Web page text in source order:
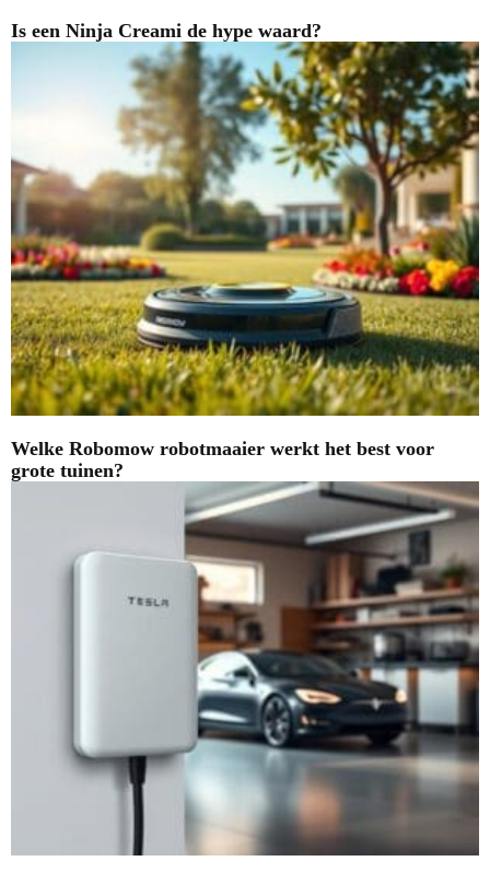
Is een Ninja Creami de hype waard?
Welke Robomow robotmaaier werkt het best voor
grote tuinen?